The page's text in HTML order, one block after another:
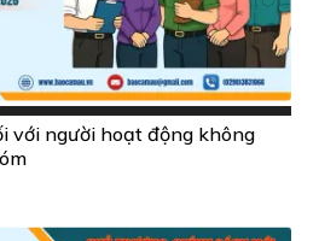
với người hoạt động không